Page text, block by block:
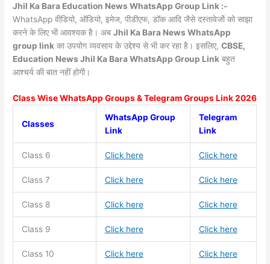
Jhil Ka Bara Education News WhatsApp Group Link :-
WhatsApp वीडियो, ऑडियो, इमेज, पीडीएफ, डॉक आदि जैसे दस्तावेजों को साझा
करने के लिए भी आवश्यक है। अबJhil Ka Bara NewsWhatsApp
group link का उपयोग व्यवसाय के उद्देश्य से भी कर रहा है। इसलिए,CBSE,
Education News Jhil Ka Bara WhatsApp Group Link बहुत
आश्चर्य की बात नहीं होगी।
Class Wise WhatsApp Groups & Telegram Groups Link 2026
Classes
WhatsApp Group
Link
Telegram
Link
Class 6 Click here Click here
Class 7 Click here Click here
Class 8 Click here Click here
Class 9 Click here Click here
Class 10 Click here Click here